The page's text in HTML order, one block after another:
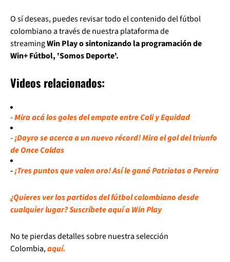
O sí deseas, puedes revisar todo el contenido del fútbol
colombiano a través de nuestra plataforma de
streamingWin Play o sintonizando la programación de
Win+ Fútbol, 'Somos Deporte'.
Videos relacionados:
-Mira acá los goles del empate entre Cali y Equidad
-¡Dayro se acerca a un nuevo récord! Mira el gol del triunfo
de Once Caldas
-¡Tres puntos que valen oro! Así le ganó Patriotas a Pereira
¿Quieres ver los partidos del fútbol colombiano desde
cualquier lugar? Suscríbete aquí a Win Play
No te pierdas detalles sobre nuestra selección
Colombia,aquí.